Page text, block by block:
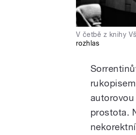
V četbě z knihy
rozhlas
prostota.